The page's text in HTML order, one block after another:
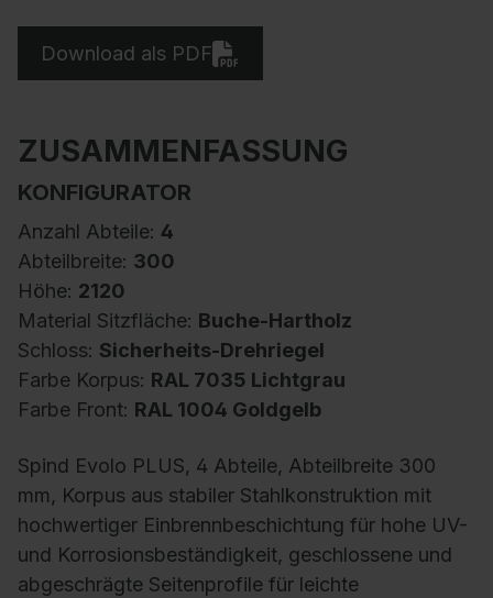
Download als PDF
ZUSAMMENFASSUNG
KONFIGURATOR
Anzahl Abteile: 4
Abteilbreite: 300
Höhe: 2120
Material Sitzfläche: Buche-Hartholz
Schloss: Sicherheits-Drehriegel
Farbe Korpus: RAL 7035 Lichtgrau
Farbe Front: RAL 1004 Goldgelb
Spind Evolo PLUS, 4 Abteile, Abteilbreite 300
mm, Korpus aus stabiler Stahlkonstruktion mit
hochwertiger Einbrennbeschichtung für hohe UV-
und Korrosionsbeständigkeit, geschlossene und
abgeschrägte Seitenprofile für leichte